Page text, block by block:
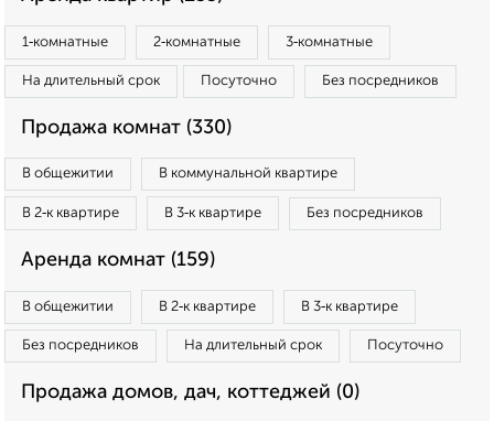
1‑комнатные 2‑комнатные 3‑комнатные
На длительный срок Посуточно Без посредников
Продажа комнат (330)
В общежитии В коммунальной квартире
В 2‑к квартире В 3‑к квартире Без посредников
Аренда комнат (159)
В общежитии В 2‑к квартире В 3‑к квартире
Без посредников На длительный срок Посуточно
Продажа домов, дач, коттеджей (0)